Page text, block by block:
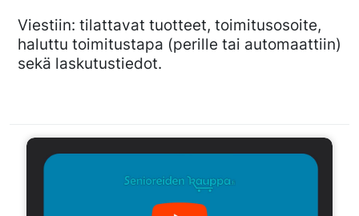
Viestiin: tilattavat tuotteet, toimitusosoite,
haluttu toimitustapa (perille tai automaattiin)
sekä laskutustiedot.